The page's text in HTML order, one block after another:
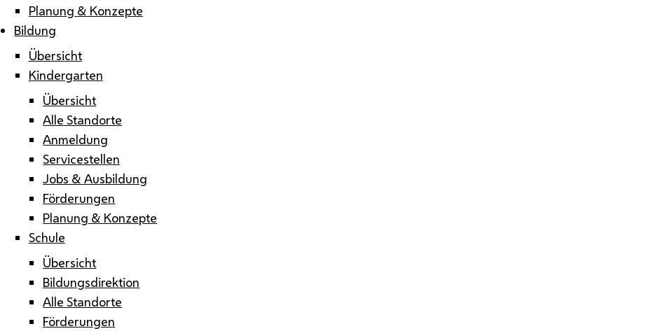
Planung & Konzepte
Bildung
Übersicht
Kindergarten
Übersicht
Alle Standorte
Anmeldung
Servicestellen
Jobs & Ausbildung
Förderungen
Planung & Konzepte
Schule
Übersicht
Bildungsdirektion
Alle Standorte
Förderungen